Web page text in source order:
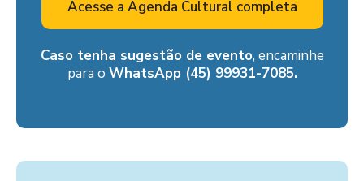
Acesse a Agenda Cultural completa
Caso tenha sugestão de evento, encaminhe
para o WhatsApp (45) 99931-7085.